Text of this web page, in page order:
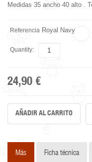
Medidas 35 ancho 40 alto .
Referencia Royal Navy
Quantity:
24,90 €
Más Ficha técnica